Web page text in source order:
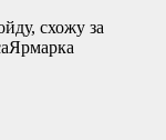
схожу за